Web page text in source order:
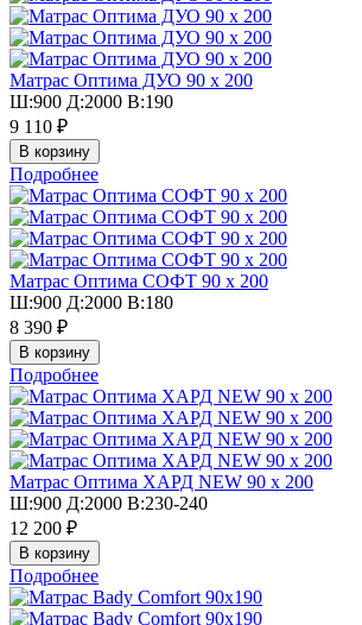
Матрас Оптима ДУО 90 х 200
Ш:900 Д:2000 В:190
9 110 ₽
Подробнее
Матрас Оптима СОФТ 90 х 200
Ш:900 Д:2000 В:180
8 390 ₽
Подробнее
Матрас Оптима ХАРД NEW 90 х 200
Ш:900 Д:2000 В:230-240
12 200 ₽
Подробнее